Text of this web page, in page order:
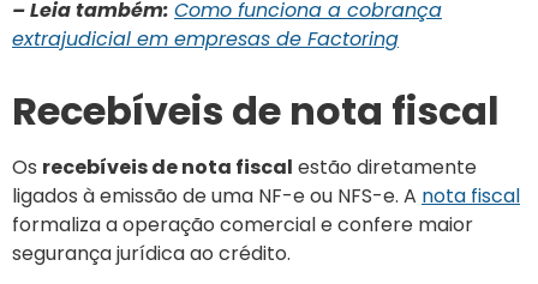
– Leia também: Como funciona a cobrança
extrajudicial em empresas de Factoring
Recebíveis de nota fiscal
Os recebíveis de nota fiscal estão diretamente
ligados à emissão de uma NF-e ou NFS-e. A nota fiscal
formaliza a operação comercial e confere maior
segurança jurídica ao crédito.